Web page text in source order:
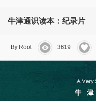
牛津通识读本：纪录片
By Root 3619